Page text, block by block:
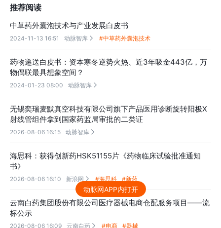
推荐阅读
中草药外囊泡技术与产业发展白皮书
2024-11-13 16:51 动脉智库  #中草药外囊泡技术
药物递送白皮书：资本寒冬逆势火热、近3年吸金443亿，万
物偶联最具想象空间？
2024-01-23 08:00 动脉智库 
无锡奕瑞麦默真空科技有限公司旗下产品医用诊断旋转阳极X
射线管组件拿到国家药监局审批的二类证
2026-08-06 16:15 动脉智库 
海思科：获得创新药HSK51155片《药物临床试验批准通知
书》
2026-08-06 16:10 新浪网  #海思科 #新药
云南白药集团股份有限公司医疗器械电商仓配服务项目——流
标公示
2026-08-06 16:09 云南白药  #电商 #器械
动脉网APP内打开